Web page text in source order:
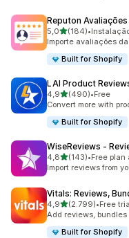
Reputon
5,0de 5 estrelas
(184)
184 total de
•
Importe avaliações
Built for Shopify
LAI Product
4,9de 5 estrelas
(490)
490 total de•Free
Convert more with
Built for Shopify
WiseReviews ‑
4,8de 5 estrelas
(143)
143 total de•Free plan
Import reviews from
Vitals: Reviews,
4,9de 5 estrelas
(2.799)
2799 total de•Free
Add reviews,
Built for Shopify